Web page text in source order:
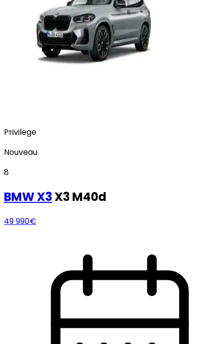
Privilege
Nouveau
8
BMWX3X3 M40d
49 990€